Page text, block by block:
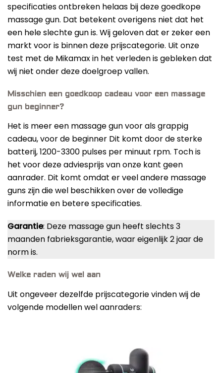
specificaties ontbreken helaas bij deze goedkope
massage gun. Dat betekent overigens niet dat het
een hele slechte gun is. Wij geloven dat er zeker een
markt voor is binnen deze prijscategorie. Uit onze
test met de Mikamax in het verleden is gebleken dat
wij niet onder deze doelgroep vallen.
Misschien een goedkoop cadeau voor een massage
gun beginner?
Het is meer een massage gun voor als grappig
cadeau, voor de beginner Dit komt door de sterke
batterij, 1200-3300 pulses per minuut rpm. Toch is
het voor deze adviesprijs van onze kant geen
aanrader. Dit komt omdat er veel andere massage
guns zijn die wel beschikken over de volledige
informatie en betere specificaties.
Garantie: Deze massage gun heeft slechts 3
maanden fabrieksgarantie, waar eigenlijk 2 jaar de
norm is.
Welke raden wij wel aan
Uit ongeveer dezelfde prijscategorie vinden wij de
volgende modellen wel aanraders: